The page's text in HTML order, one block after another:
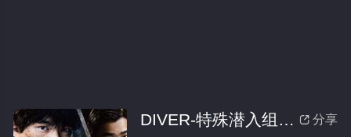
 分享
DIVER-特殊潜入组-(全集)